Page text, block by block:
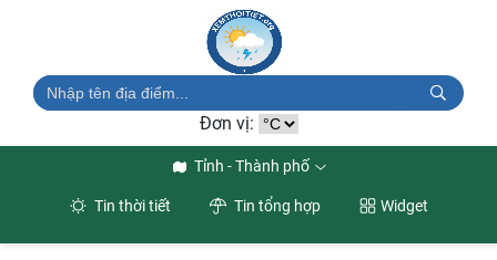
Đơn vị:
Tỉnh - Thành phố
Tin thời tiết Tin tổng hợp Widget